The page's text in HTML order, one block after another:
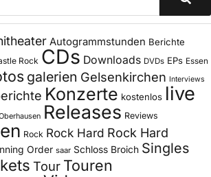
Autogrammstunden Berichte
Rock CDs Downloads DVDs EPs Essen
galerien Gelsenkirchen Interviews
Konzerte kostenlos live
Releases Reviews
Rock Rock Hard Rock Hard
Order saar Schloss Broich Singles
Tour Touren